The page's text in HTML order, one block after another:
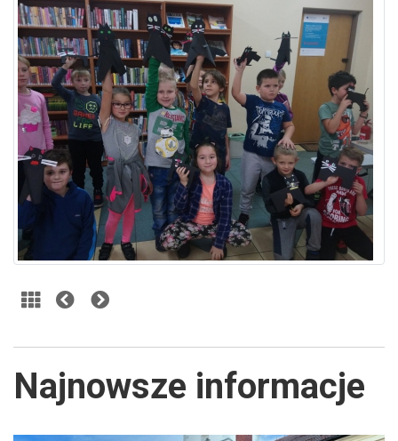
Najnowsze informacje